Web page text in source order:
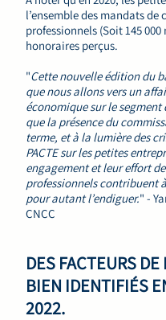
l’ensemble des mandats
professionnels (Soit 145
honoraires perçus.
"Cette nouvelle édition du
que nous allons vers un
économique sur le segment
que la présence du
terme, et à la lumière des
PACTE sur les petites
engagement et leur effort
professionnels contribuent
pour autant l’endiguer." -
CNCC
DES FACTEURS
BIEN IDENTIFIÉS
2022.